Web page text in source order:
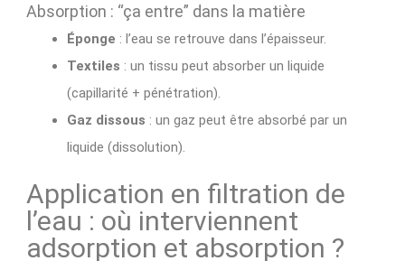
Absorption : “ça entre” dans la matière
Éponge : l’eau se retrouve dans l’épaisseur.
Textiles : un tissu peut absorber un liquide
(capillarité + pénétration).
Gaz dissous : un gaz peut être absorbé par un
liquide (dissolution).
Application en filtration de
l’eau : où interviennent
adsorption et absorption ?